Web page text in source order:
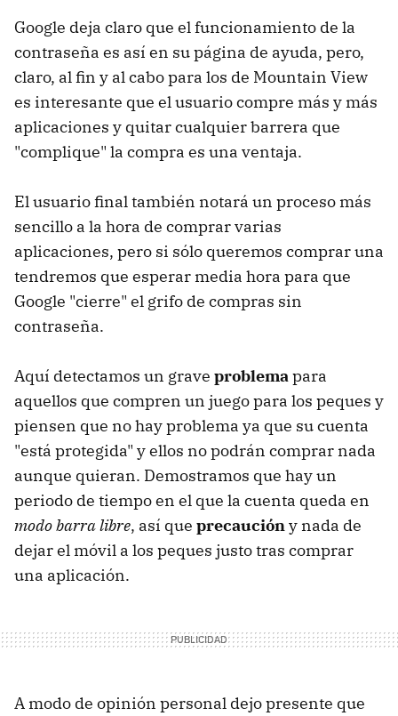
Google deja claro que el funcionamiento de la
contraseña es así en su página de ayuda, pero,
claro, al fin y al cabo para los de Mountain View
es interesante que el usuario compre más y más
aplicaciones y quitar cualquier barrera que
"complique" la compra es una ventaja.
El usuario final también notará un proceso más
sencillo a la hora de comprar varias
aplicaciones, pero si sólo queremos comprar una
tendremos que esperar media hora para que
Google "cierre" el grifo de compras sin
contraseña.
Aquí detectamos un grave problemapara
aquellos que compren un juego para los peques y
piensen que no hay problema ya que su cuenta
"está protegida" y ellos no podrán comprar nada
aunque quieran. Demostramos que hay un
periodo de tiempo en el que la cuenta queda en
modo barra libre, así que precaucióny nada de
dejar el móvil a los peques justo tras comprar
una aplicación.
A modo de opinión personal dejo presente que